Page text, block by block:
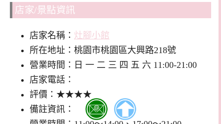
店家/景點資訊
店家名稱： 灶腳小館
所在地址：桃園市桃園區大興路218號
營業時間：日 一 二 三 四 五 六 11:00-21:00
店家電話：
評價：★★★★
備註資訊：